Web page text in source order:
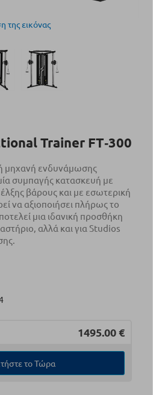
της εικόνας
Trainer FT‑300
μηχανή ενδυνάμωσης
συμπαγής κατασκευή με
βάρους και με εσωτερική
να αξιοποιήσει πλήρως το
μια ιδανική προσθήκη
αλλά και για Studios
1495.00 €
το Τώρα